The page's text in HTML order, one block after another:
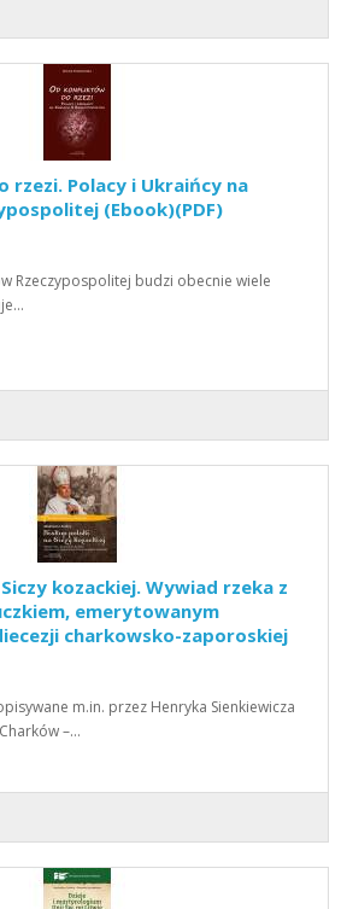
rzezi. Polacy i Ukraińcy na
(Ebook)(PDF)
Rzeczypospolitej budzi obecnie wiele
kozackiej. Wywiad rzeka z
emerytowanym
charkowsko-zaporoskiej
m.in. przez Henryka Sienkiewicza
–…